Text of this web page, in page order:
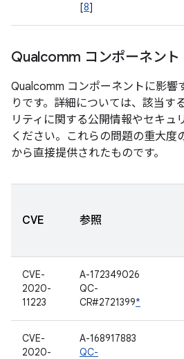
[8]
Qualcomm コンポーネント
Qualcomm コンポーネントに影響
りです。詳細については、該当す
リティに関する公開情報やセキュ
ください。これらの問題の重大度
から直接提供されたものです。
CVE 参照
CVE-
2020-
11223
A-172349026
QC-
CR#2721399*
CVE-
2020-
A-168917883
QC-